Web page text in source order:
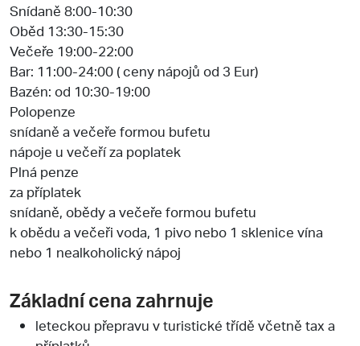
Snídaně 8:00-10:30
Oběd 13:30-15:30
Večeře 19:00-22:00
Bar: 11:00-24:00 ( ceny nápojů od 3 Eur)
Bazén: od 10:30-19:00
Polopenze
snídaně a večeře formou bufetu
nápoje u večeří za poplatek
Plná penze
za příplatek
snídaně, obědy a večeře formou bufetu
k obědu a večeři voda, 1 pivo nebo 1 sklenice vína
nebo 1 nealkoholický nápoj
Základní cena zahrnuje
leteckou přepravu v turistické třídě včetně tax a